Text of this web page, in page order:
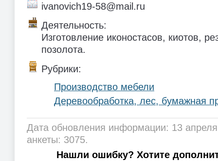
ivanovich19-58@mail.ru
Деятельность:
Изготовление иконостасов, киотов,
позолота.
Рубрики:
Производство мебели
Деревообработка, лес, бумажная
Дата обновления информации: 13
анкеты: 3075.
Нашли ошибку? Хотите